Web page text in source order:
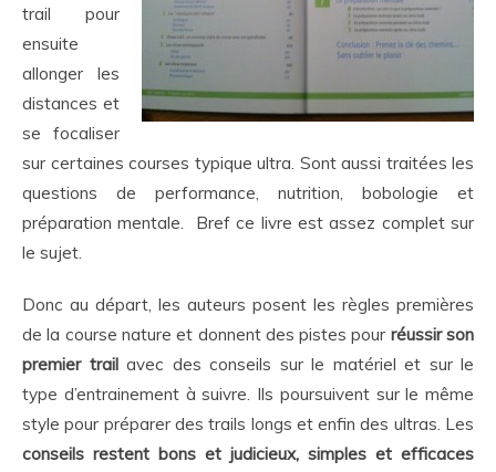
trail pour
ensuite
allonger les
distances et
se focaliser
sur certaines courses typique ultra. Sont aussi traitées les
questions de performance, nutrition, bobologie et
préparation mentale. Bref ce livre est assez complet sur
le sujet.
Donc au départ, les auteurs posent les règles premières
de la course nature et donnent des pistes pour réussir son
premier trailavec des conseils sur le matériel et sur le
type d’entrainement à suivre. Ils poursuivent sur le même
style pour préparer des trails longs et enfin des ultras. Les
conseils restent bons et judicieux, simples et efficaces